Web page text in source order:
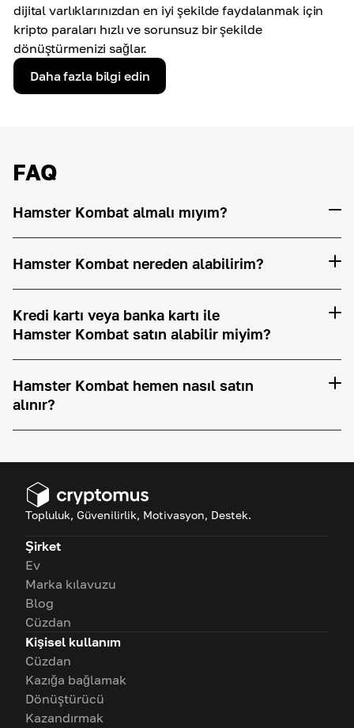
dijital varlıklarınızdan en iyi şekilde faydalanmak için
kripto paraları hızlı ve sorunsuz bir şekilde
dönüştürmenizi sağlar.
Daha fazla bilgi edin
FAQ
Hamster Kombat almalı mıyım?
Hamster Kombat nereden alabilirim?
Kredi kartı veya banka kartı ile
Hamster Kombat satın alabilir miyim?
Hamster Kombat hemen nasıl satın
alınır?
Topluluk, Güvenilirlik, Motivasyon, Destek.
Şirket
Ev
Marka kılavuzu
Blog
Cüzdan
Kişisel kullanım
Cüzdan
Kazığa bağlamak
Dönüştürücü
Kazandırmak